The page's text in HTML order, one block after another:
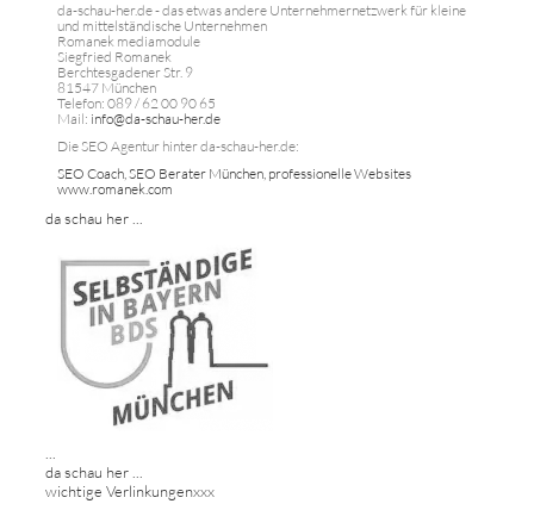
da-schau-her.de - das etwas andere Unternehmernetzwerk für kleine
und mittelständische Unternehmen
Romanek mediamodule
Siegfried Romanek
Berchtesgadener Str. 9
81547 München
Telefon: 089 / 62 00 90 65
Mail: info@da-schau-her.de
Die SEO Agentur hinter da-schau-her.de:
SEO Coach, SEO Berater München, professionelle Websites
www.romanek.com
da schau her ...
...
da schau her ...
wichtige Verlinkungenxxx